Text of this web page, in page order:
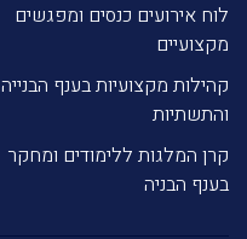
לוח אירועים כנסים ומפגשים
מקצועיים
קהילות מקצועיות בענף הבנייה
והתשתיות
קרן המלגות ללימודים ומחקר
בענף הבניה